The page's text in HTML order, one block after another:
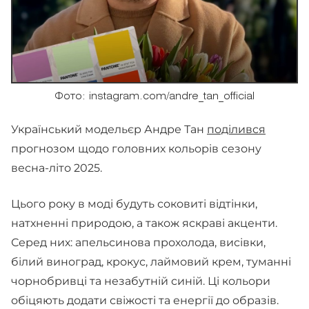
Фото: instagram.com/andre_tan_official
Український модельєр Андре Тан поділився
прогнозом щодо головних кольорів сезону
весна-літо 2025.
Цього року в моді будуть соковиті відтінки,
натхненні природою, а також яскраві акценти.
Серед них: апельсинова прохолода, висівки,
білий виноград, крокус, лаймовий крем, туманні
чорнобривці та незабутній синій. Ці кольори
обіцяють додати свіжості та енергії до образів.